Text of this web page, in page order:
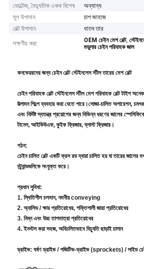
ভোল্টেজ, বৈদ্যুতিক একক বিশেষ
অন্যান্য
মূল উপাদান
চাপ জাহাজ
বেল্ট উপাদান
ধাতব তার
লক্ষণীয় করা:
OEM চেইন মেশ বেল্ট,
মডুলার চেইন পরিবাহক জাল
কনভেয়রদের জন্য চেইন বেল্ট স্টেইনলেস স্টীল তারের মেশ বেল্ট
চেইন পরিবাহক বেল্ট স্টেইনলেস স্টীল মেশ পরিবাহক বেল্ট টাইপ
উত্পাদন শিল্পে ব্যবহার করা যেতে পারে।সোজা-চালিত অপারেশন,
এবং নির্দিষ্ট স্বতন্ত্র প্রয়োগের জন্য বিভিন্ন ধরণের জালের
টানেল, আইকিউএফ, কুইক ফ্রিজার, ব্লাস্ট ফ্রিজার।
গঠন:
চেইন চালিত বেল্ট একটি ক্রস রড দ্বারা চালিত হয় যা তারের জালের
স্ট্র্যান্ডগুলিকে সংযুক্ত করে।
প্রধান সুবিধা:
1. স্থিতিশীল চলমান, নমনীয় conveying
2. অ্যাসিড / ক্ষার প্রতিরোধের, শক্তিশালী জারা প্রতিরোধের
3. নিম্ন এবং উচ্চ তাপমাত্রা প্রতিরোধের
4. ইনস্টল করা সহজ, অবিচলিতভাবে বিচ্যুতি ছাড়াই চালান
ড্রাইভ: ঘর্ষণ ড্রাইভ / পজিটিভ-ড্রাইভ (sprockets) / সাইড